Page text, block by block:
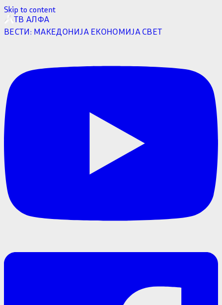
Skip to content
ТВ АЛФА
ВЕСТИ: МАКЕДОНИЈА ЕКОНОМИЈАСВЕТ